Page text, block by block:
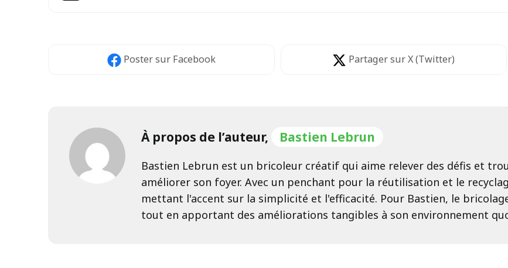
Postersur Facebook Partagersur X (Twitter)
À propos de l’auteur, Bastien Lebrun
Bastien Lebrun est un bricoleur créatif qui aime relever des défis et
améliorer son foyer. Avec un penchant pour la réutilisation et le
mettant l'accent sur la simplicité et l'efficacité. Pour Bastien, le
tout en apportant des améliorations tangibles à son environnement